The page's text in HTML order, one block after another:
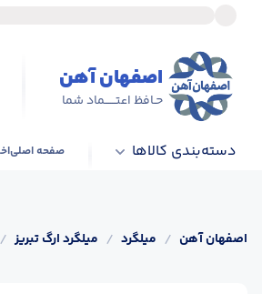
اصفهان آهن
حـافظ اعتــــــماد شما
دسته‌بندی کالاها صفحه اصلی
اصفهان آهن / میلگرد / میلگرد ارگ تبریز /